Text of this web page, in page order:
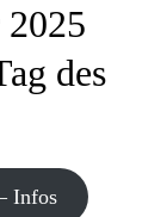
2025
des
Infos